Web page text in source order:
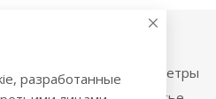
Механические тонометры
разработанные